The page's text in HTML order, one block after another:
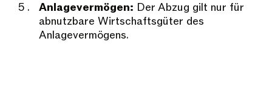
Anlagevermögen: Der Abzug gilt nur für
abnutzbare Wirtschaftsgüter des
Anlagevermögens.